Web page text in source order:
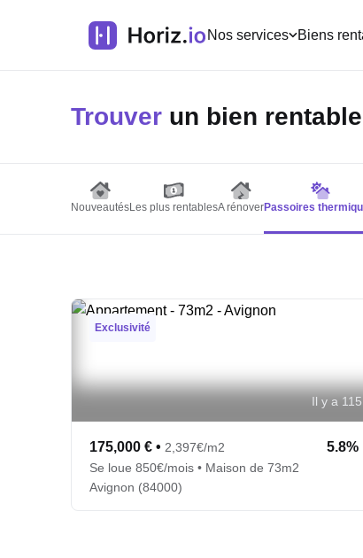
Nos services Biens
Trouver un bien rentable
NouveautésLes plus rentablesA rénoverPassoires
Exclusivité
Il y a
175,000 € • 2,397€/m2
Se loue 850€/mois • Maison de 73m2
Avignon (84000)